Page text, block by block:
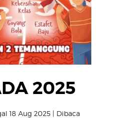
2025
18 Aug 2025 | Dibaca